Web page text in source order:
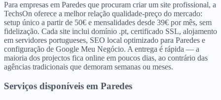
Para empresas em Paredes que procuram criar um site profissional, a
TechsOn oferece a melhor relação qualidade-preço do mercado:
setup único a partir de 50€ e mensalidades desde 39€ por mês, sem
fidelização. Cada site inclui domínio .pt, certificado SSL, alojamento
em servidores portugueses, SEO local optimizado para Paredes e
configuração de Google Meu Negócio. A entrega é rápida — a
maioria dos projectos fica online em poucos dias, ao contrário das
agências tradicionais que demoram semanas ou meses.
Serviços disponíveis em Paredes